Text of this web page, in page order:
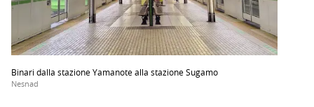
Binari dalla stazione Yamanote alla stazione Sugamo
Nesnad